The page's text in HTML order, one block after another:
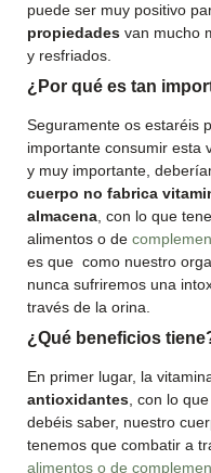
puede ser muy positivo
propiedades van mucho
y resfriados.
¿Por qué es tan
Seguramente os estaréis
importante consumir esta
y muy importante,
cuerpo no fabrica
almacena , con lo que
alimentos o de
es que como nuestro
nunca sufriremos una
través de la orina.
¿Qué beneficios
En primer lugar, la
antioxidantes , con lo
debéis saber, nuestro
tenemos que combatir a
alimentos o de